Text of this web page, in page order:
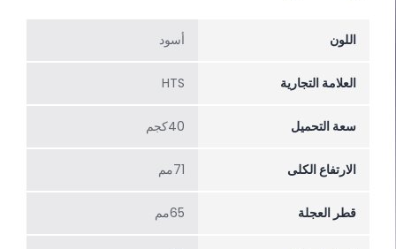
اللون أسود
العلامة التجارية HTS
سعة التحميل 40كجم
الارتفاع الکلی 71مم
قطر العجلة 65مم